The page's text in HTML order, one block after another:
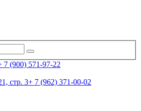
7 (900) 571-97-22
стр. 3+ 7 (962) 371-00-02